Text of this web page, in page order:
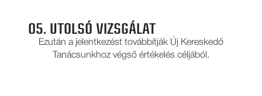
05. UTOLSÓ VIZSGÁLAT
Ezután a jelentkezést továbbítják Új Kereskedő
Tanácsunkhoz végső értékelés céljából.